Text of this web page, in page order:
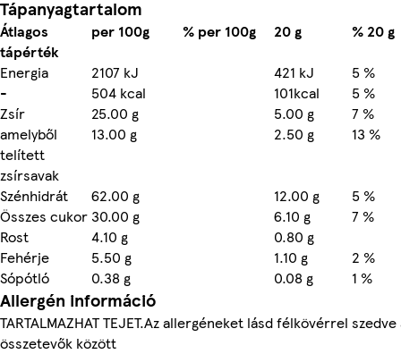
Tápanyagtartalom
Átlagos
tápérték
per 100g % per 100g 20 g
% 20 g
Energia
2107 kJ 421 kJ
5 %
-
504 kcal 101kcal
5 %
Zsír
25.00 g 5.00 g
7 %
amelyből
telített
zsírsavak
13.00 g 2.50 g 13 %
Szénhidrát 62.00 g 12.00 g
5 %
Összes cukor 30.00 g 6.10 g
7 %
Rost
4.10 g
0.80 g
Fehérje
5.50 g 1.10 g
2 %
Sópótló
0.38 g 0.08 g 1 %
Allergén információ
TARTALMAZHAT TEJET.Az allergéneket lásd félkövérrel szedve
összetevők között